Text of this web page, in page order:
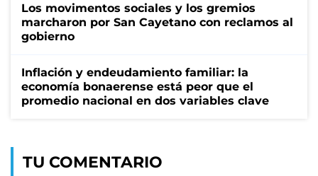
Los movimentos sociales y los gremios
marcharon por San Cayetano con reclamos al
gobierno
Inflación y endeudamiento familiar: la
economía bonaerense está peor que el
promedio nacional en dos variables clave
TU COMENTARIO